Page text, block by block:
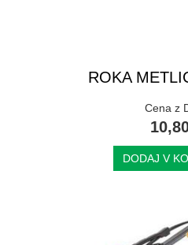
ROKA
Cena z
DODAJ V